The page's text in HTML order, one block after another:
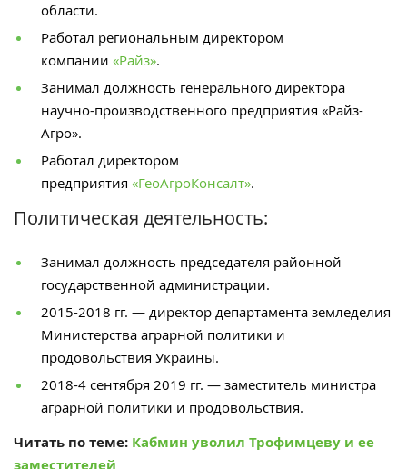
области.
Работал региональным директором
компании «Райз».
Занимал должность генерального директора
научно-производственного предприятия «Райз-
Агро».
Работал директором
предприятия «ГеоАгроКонсалт».
Политическая деятельность:
Занимал должность председателя районной
государственной администрации.
2015-2018 гг. — директор департамента земледелия
Министерства аграрной политики и
продовольствия Украины.
2018-4 сентября 2019 гг. — заместитель министра
аграрной политики и продовольствия.
Читать по теме: Кабмин уволил Трофимцеву и ее